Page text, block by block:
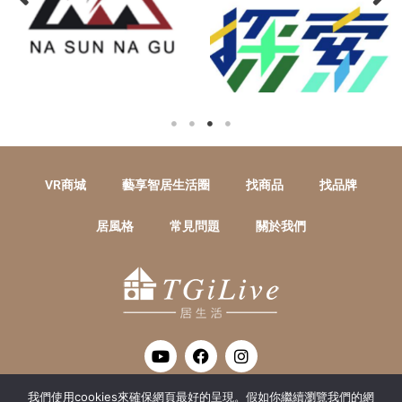
VR商城 藝享智居生活圈 找商品 找品牌
居風格 常見問題 關於我們
Y
o
u
t
F
a
c
e
I
n
s
我們使用cookies來確保網頁最好的呈現。假如你繼續瀏覽我們的網